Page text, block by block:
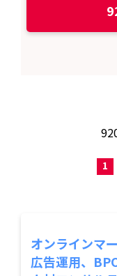
1
オンラインマ
広告運用、